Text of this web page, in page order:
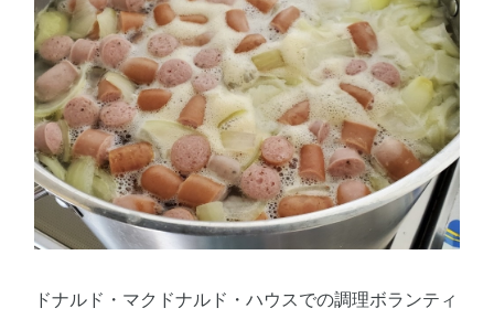
ドナルド・マクドナルド・ハウスでの調理ボランティ